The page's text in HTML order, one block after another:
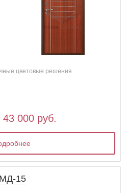
цветовые решения
43 000 руб.
15